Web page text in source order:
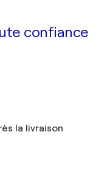
confiance
la livraison